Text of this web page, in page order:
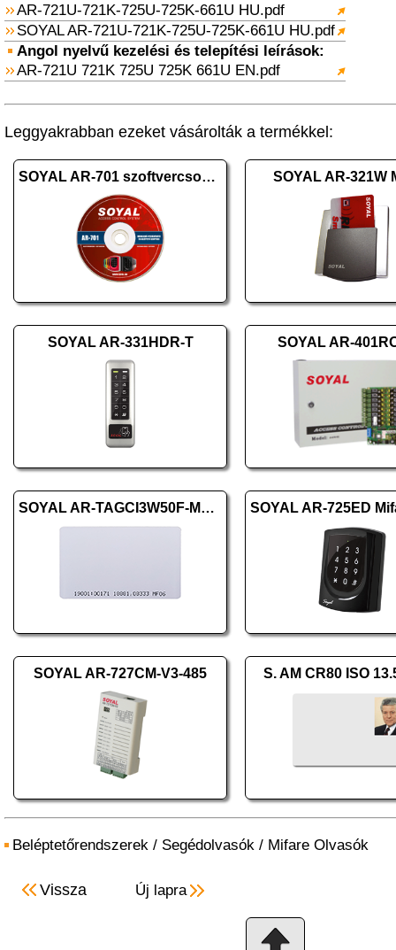
AR-721U-721K-725U-725K-661U HU.pdf
SOYAL AR-721U-721K-725U-725K-661U HU.pdf
Angol nyelvű kezelési és telepítési leírások:
AR-721U 721K 725U 725K 661U EN.pdf
Leggyakrabban ezeket vásárolták a termékkel:
SOYAL AR-701 szoftvercsomag 10.2 SOYAL AR-321W
SOYAL AR-331HDR-T SOYAL AR-
SOYAL AR-TAGCI3W50F-MF06
SOYAL AR-727CM-V3-485 S. AM CR80 ISO
Beléptetőrendszerek / Segédolvasók / Mifare Olvasók
Vissza Új lapra